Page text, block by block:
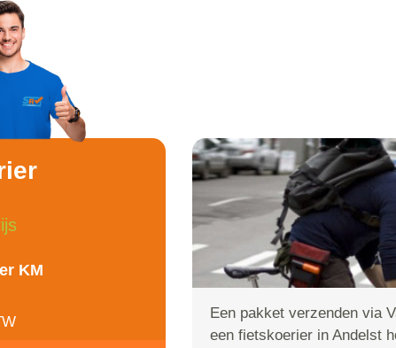
KM
Een pakket verzenden via
een fietskoerier in Andelst